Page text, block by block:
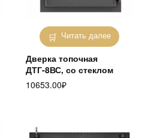
Читать далее
Дверка топочная
ДТГ-8ВС, со стеклом
10653.00₽